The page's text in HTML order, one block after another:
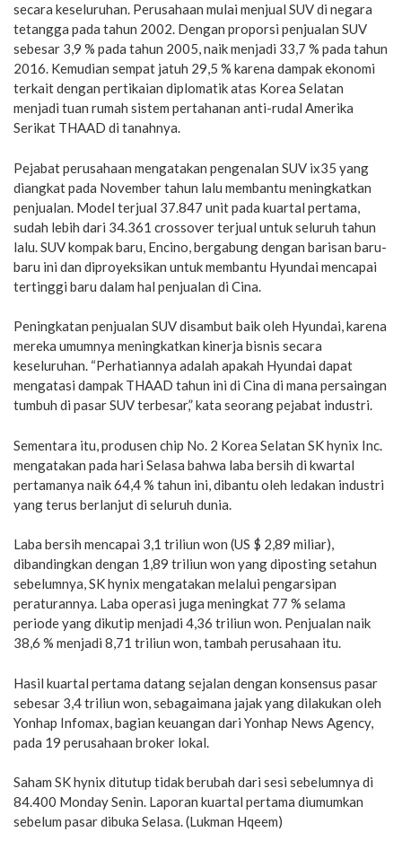
secara keseluruhan. Perusahaan mulai menjual SUV di negara
tetangga pada tahun 2002. Dengan proporsi penjualan SUV
sebesar 3,9 % pada tahun 2005, naik menjadi 33,7 % pada tahun
2016. Kemudian sempat jatuh 29,5 % karena dampak ekonomi
terkait dengan pertikaian diplomatik atas Korea Selatan
menjadi tuan rumah sistem pertahanan anti-rudal Amerika
Serikat THAAD di tanahnya.
Pejabat perusahaan mengatakan pengenalan SUV ix35 yang
diangkat pada November tahun lalu membantu meningkatkan
penjualan. Model terjual 37.847 unit pada kuartal pertama,
sudah lebih dari 34.361 crossover terjual untuk seluruh tahun
lalu. SUV kompak baru, Encino, bergabung dengan barisan baru-
baru ini dan diproyeksikan untuk membantu Hyundai mencapai
tertinggi baru dalam hal penjualan di Cina.
Peningkatan penjualan SUV disambut baik oleh Hyundai, karena
mereka umumnya meningkatkan kinerja bisnis secara
keseluruhan. “Perhatiannya adalah apakah Hyundai dapat
mengatasi dampak THAAD tahun ini di Cina di mana persaingan
tumbuh di pasar SUV terbesar,” kata seorang pejabat industri.
Sementara itu, produsen chip No. 2 Korea Selatan SK hynix Inc.
mengatakan pada hari Selasa bahwa laba bersih di kwartal
pertamanya naik 64,4 % tahun ini, dibantu oleh ledakan industri
yang terus berlanjut di seluruh dunia.
Laba bersih mencapai 3,1 triliun won (US $ 2,89 miliar),
dibandingkan dengan 1,89 triliun won yang diposting setahun
sebelumnya, SK hynix mengatakan melalui pengarsipan
peraturannya. Laba operasi juga meningkat 77 % selama
periode yang dikutip menjadi 4,36 triliun won. Penjualan naik
38,6 % menjadi 8,71 triliun won, tambah perusahaan itu.
Hasil kuartal pertama datang sejalan dengan konsensus pasar
sebesar 3,4 triliun won, sebagaimana jajak yang dilakukan oleh
Yonhap Infomax, bagian keuangan dari Yonhap News Agency,
pada 19 perusahaan broker lokal.
Saham SK hynix ditutup tidak berubah dari sesi sebelumnya di
84.400 Monday Senin. Laporan kuartal pertama diumumkan
sebelum pasar dibuka Selasa. (Lukman Hqeem)